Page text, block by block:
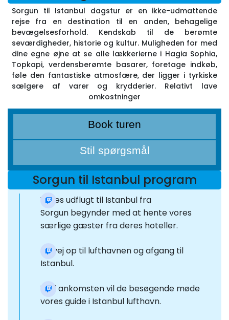
Sorgun til Istanbul dagstur er en ikke-udmattende
rejse fra en destination til en anden, behagelige
bevægelsesforhold. Kendskab til de berømte
seværdigheder, historie og kultur. Muligheden for med
dine egne øjne at se alle lækkerierne i Hagia Sophia,
Topkapi, verdensberømte basarer, foretage indkøb,
føle den fantastiske atmosfære, der ligger i tyrkiske
sælgere af varer og krydderier. Relativt lave
omkostninger
Book turen
Stil spørgsmål
Sorgun til Istanbul program
Vores udflugt til Istanbul fra
Sorgun begynder med at hente vores
særlige gæster fra deres hoteller.
På vej op til lufthavnen og afgang til
Istanbul.
Ved ankomsten vil de besøgende møde
vores guide i Istanbul lufthavn.